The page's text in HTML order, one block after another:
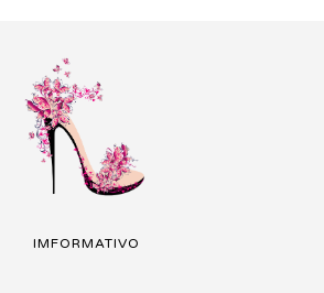
IMFORMATIVO